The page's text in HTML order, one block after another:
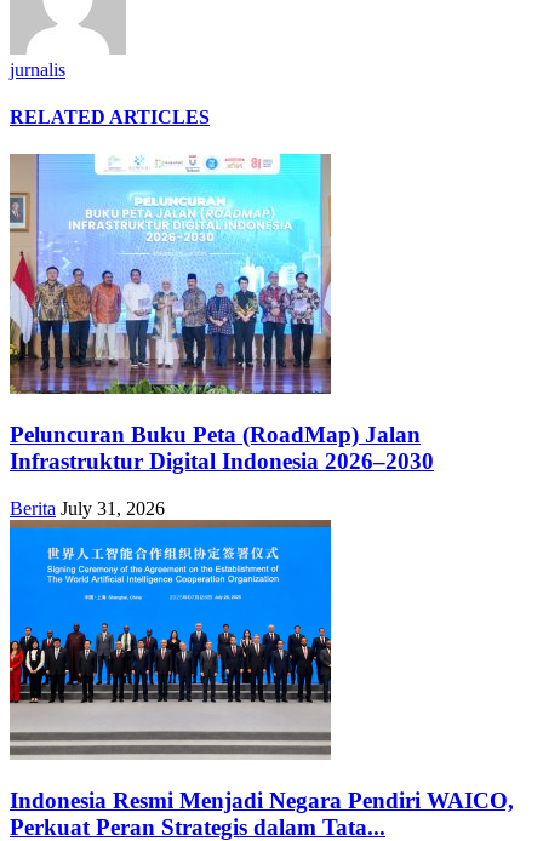
jurnalis
RELATED ARTICLES
Peluncuran Buku Peta (RoadMap) Jalan
Infrastruktur Digital Indonesia 2026–2030
Berita July 31, 2026
Indonesia Resmi Menjadi Negara Pendiri WAICO,
Perkuat Peran Strategis dalam Tata...